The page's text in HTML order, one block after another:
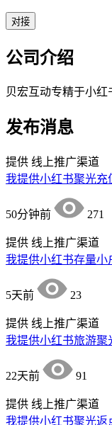
对接
公司介绍
贝宏互动专精于小
发布消息
提供 线上推广渠道
我提供小红书聚光充
50分钟前 271
提供 线上推广渠道
我提供小红书存量小
5天前 23
提供 线上推广渠道
我提供小红书旅游聚
22天前 91
提供 线上推广渠道
我提供小红书聚光返